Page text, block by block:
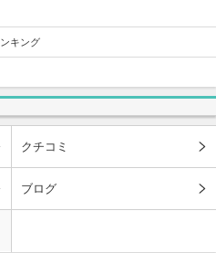
キング
クチコミ
ブログ